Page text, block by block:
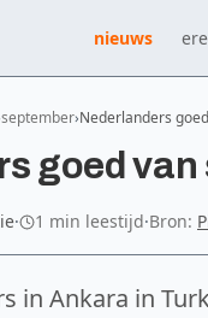
nieuws
september Nederlanders
goed
· 1 min leestijd·Bron:
in Ankara in